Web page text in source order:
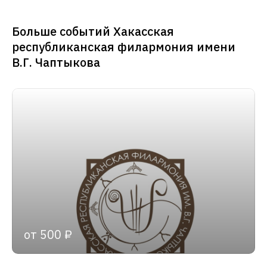
Больше событий Хакасская
республиканская филармония имени
В.Г. Чаптыкова
от 500 ₽